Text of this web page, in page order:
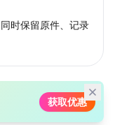
时保留原件、记录
获取优惠